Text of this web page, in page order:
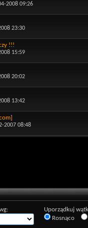
2008 09:26
23:30
!!!
15:59
20:02
13:42
2007 08:48
Uporządkuj
Rosnąco